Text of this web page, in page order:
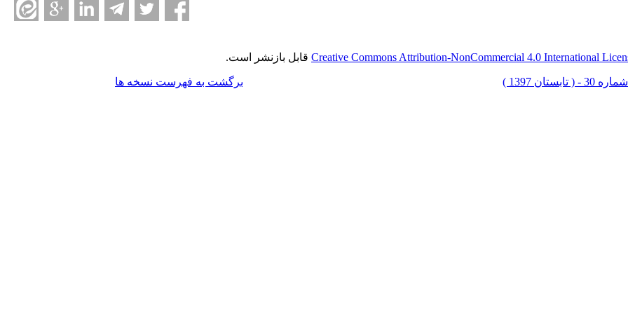
Creative Commons Attribution-NonCommercial 4.0 International قابل بازنشر است.
برگشت به فهرست نسخه ها